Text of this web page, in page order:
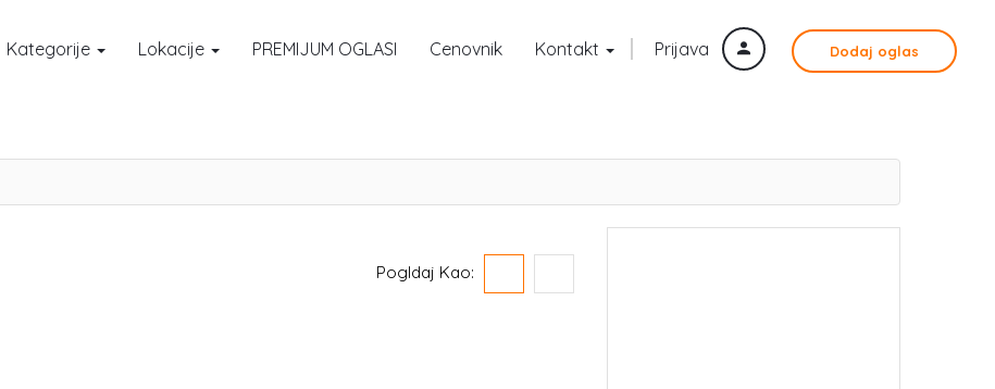
Prijava Dodaj oglas
Kategorije Lokacije PREMIJUM OGLASI Cenovnik Kontakt
Pogldaj Kao: